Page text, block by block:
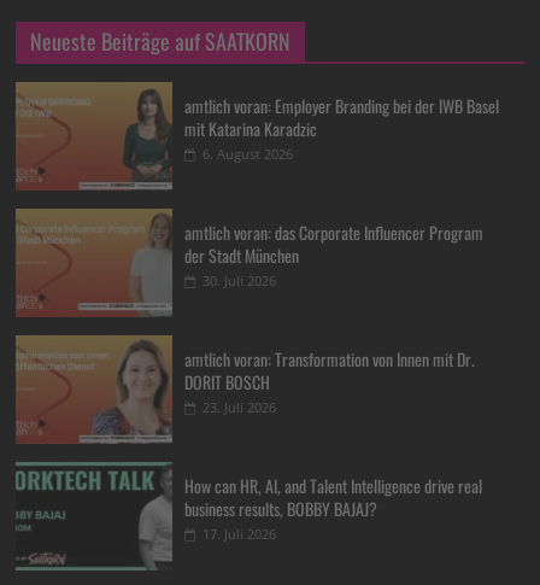
Neueste Beiträge auf SAATKORN
amtlich voran: Employer Branding bei der IWB Basel
mit Katarina Karadzic
6. August 2026
amtlich voran: das Corporate Influencer Program
der Stadt München
30. Juli 2026
amtlich voran: Transformation von Innen mit Dr.
DORIT BOSCH
23. Juli 2026
How can HR, AI, and Talent Intelligence drive real
business results, BOBBY BAJAJ?
17. Juli 2026